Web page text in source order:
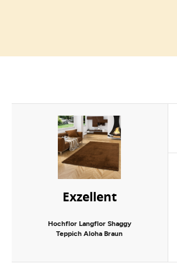
Exzellent
Hochflor Langflor Shaggy
Teppich Aloha Braun